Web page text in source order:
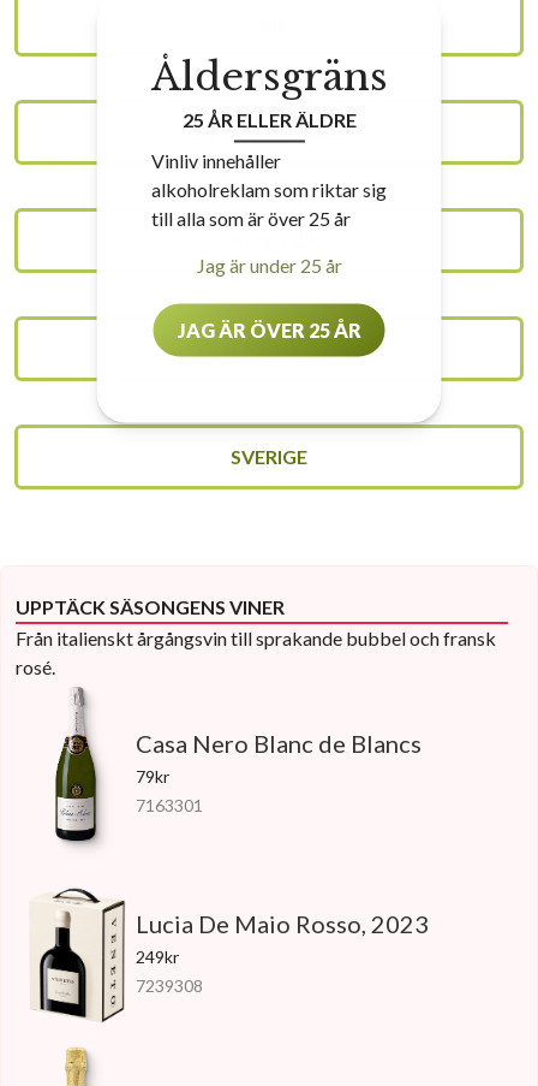
UNCATEGORIZED
SVERIGE
UPPTÄCK SÄSONGENS VINER
Från italienskt årgångsvin till sprakande bubbel och fransk
rosé.
Casa Nero Blanc de Blancs
79kr
7163301
Lucia De Maio Rosso, 2023
249kr
7239308
Åldersgräns
25 ÅR ELLER ÄLDRE
Vinliv innehåller
alkoholreklam som riktar sig
till alla som är över 25 år
Jag är under 25 år
JAG ÄR ÖVER 25 ÅR